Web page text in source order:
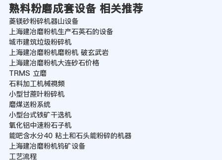
熟料粉磨成套设备 相关推荐
菱镁砂粉碎机器山设备
上海建冶磨粉机生产石英石的设备
城市建筑垃圾粉碎机
上海建冶磨粉机磨粉机 破玄武岩
上海建冶磨粉机大连砂石价格
TRMS 立磨
石料加工机械視频
小型甘蔗叶粉碎机
磨煤送粉系统
小型台式铁矿干选机
氧化铝中速粉石子机
能吧含水分40 粘土和石头能粉碎的机器
上海建冶磨粉机钨矿设备
工艺流程